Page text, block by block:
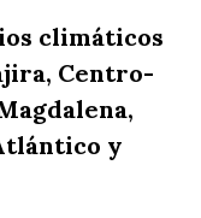
climáticos
Centro-
y